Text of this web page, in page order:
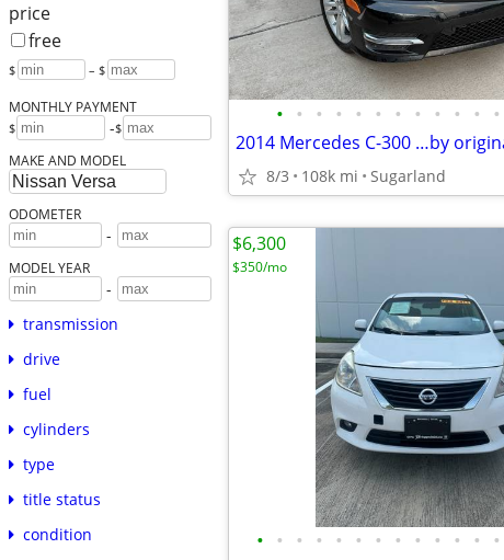
price
free
$ – $
MONTHLY PAYMENT
$ -$
MAKE AND MODEL
ODOMETER
-
MODEL YEAR
-
transmission
drive
fuel
cylinders
type
title status
condition
• • • • • • • • • • • •
2014 Mercedes C-300 …by
8/3 108k mi Sugarland
• • • • • • • • • • • • •
$6,300
$350/mo